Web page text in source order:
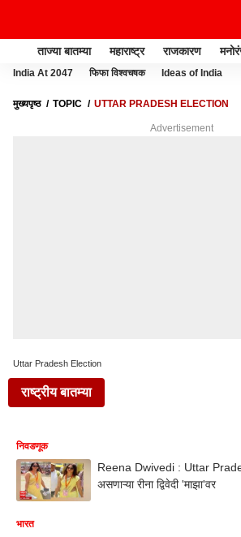
ताज्या बातम्या महाराष्ट्र राजकारण
India At 2047 फिफा विश्वचषक Ideas of India
मुख्यपृष्ठ TOPIC UTTAR PRADESH ELECTION
Advertisement
Uttar Pradesh Election
राष्ट्रीय बातम्या
निवडणूक
Reena Dwivedi : Uttar
असणाऱ्या रीना द्विवेदी 'माझा'वर
भारत